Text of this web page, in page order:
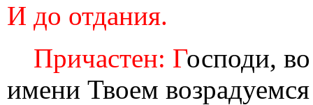
И до отдания.
Причастен: Господи,
имени Твоем